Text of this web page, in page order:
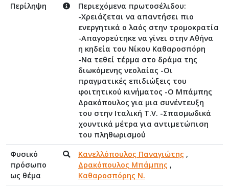
Περίληψη
Περιεχόμενα πρωτοσέλιδου:
-Χρειάζεται να απαντήσει πιο
ενεργητικά ο λαός στην τρομοκρατία
-Απαγορεύτηκε να γίνει στην Αθήνα
η κηδεία του Νίκου Καθαροσπόρη
-Να τεθεί τέρμα στο δράμα της
διωκόμενης νεολαίας -Οι
πραγματικές επιδιώξεις του
φοιτητικού κινήματος -Ο Μπάμπης
Δρακόπουλος για μια συνέντευξη
του στην Ιταλική Τ.V. -Σπασμωδικά
χουντικά μέτρα για αντιμετώπιση
του πληθωρισμού
Φυσικό
πρόσωπο
ως θέμα
Κανελλόπουλος Παναγιώτης ,
Δρακόπουλος Μπάμπης ,
Καθαροσπόρης Ν.